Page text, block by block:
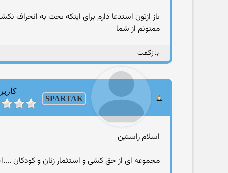
باز ازتون استدعا دارم برای اینکه بحث به انحراف
ممنونم از شما
بازگفت
SPARTAK
کاربر
اسلام راستین
مجموعه ای از حق کشی و استثمار زنان و کودکان